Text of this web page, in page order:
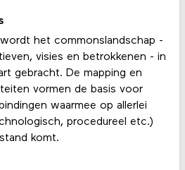
het commonslandschap -
visies en betrokkenen - in
gebracht. De mapping en
vormen de basis voor
waarmee op allerlei
procedureel etc.)
komt.